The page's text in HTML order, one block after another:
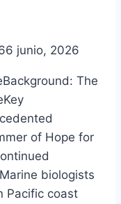
6 junio, 2026
The
of Hope for
biologists
Pacific coast